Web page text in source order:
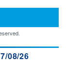
08/26